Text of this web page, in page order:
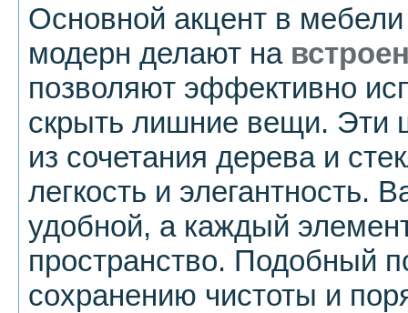
Основной акцент в
модерн делают на
позволяют эффективно
скрыть лишние вещи.
из сочетания дерева и
легкость и
удобной, а каждый
пространство. Подобный
сохранению чистоты и